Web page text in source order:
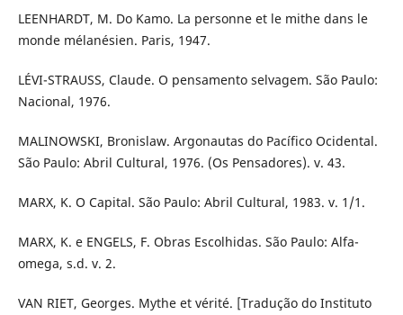
LEENHARDT, M. Do Kamo. La personne et le mithe dans le
monde mélanésien. Paris, 1947.
LÉVI-STRAUSS, Claude. O pensamento selvagem. São Paulo:
Nacional, 1976.
MALINOWSKI, Bronislaw. Argonautas do Pacífico Ocidental.
São Paulo: Abril Cultural, 1976. (Os Pensadores). v. 43.
MARX, K. O Capital. São Paulo: Abril Cultural, 1983. v. 1/1.
MARX, K. e ENGELS, F. Obras Escolhidas. São Paulo: Alfa-
omega, s.d. v. 2.
VAN RIET, Georges. Mythe et vérité. [Tradução do Instituto